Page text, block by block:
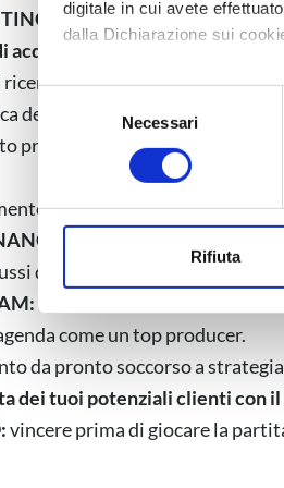
digitale in cui avete
dalla Dichiarazione sui
Con il tuo consenso,
raccogliere
Identificare il tuo
digitali).
modificare o ritirare il tuo
di analisi dei dati web,
che hanno raccolto dal suo
e
l
n
e
d
e
c
o
Necessari
Rifiuta
acquisizione:
della notizia.
del venditore.
pre-incontro.
di acquisizione.
di denaro e crea i tuoi asset.
come un top producer.
da pronto soccorso a
dei tuoi potenziali clienti con il
vincere prima di giocare la